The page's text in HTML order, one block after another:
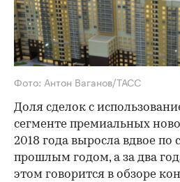
Фото: Антон Ваганов/ТАСС
Доля сделок с
сегменте премиальных
2018 года выросла вдвое по
прошлым годом, а за два
этом говорится в обзоре